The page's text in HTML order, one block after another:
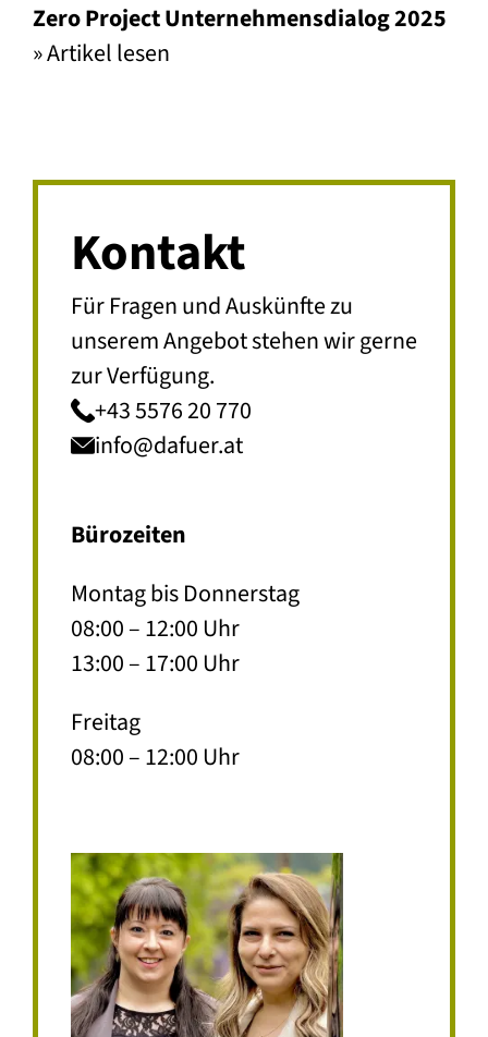
Zero Project Unternehmensdialog 2025
» Artikel lesen
Kontakt
Für Fragen und Auskünfte zu
unserem Angebot stehen wir gerne
zur Verfügung.
+43 5576 20 770
info@dafuer.at
Bürozeiten
Montag bis Donnerstag
08:00 – 12:00 Uhr
13:00 – 17:00 Uhr
Freitag
08:00 – 12:00 Uhr